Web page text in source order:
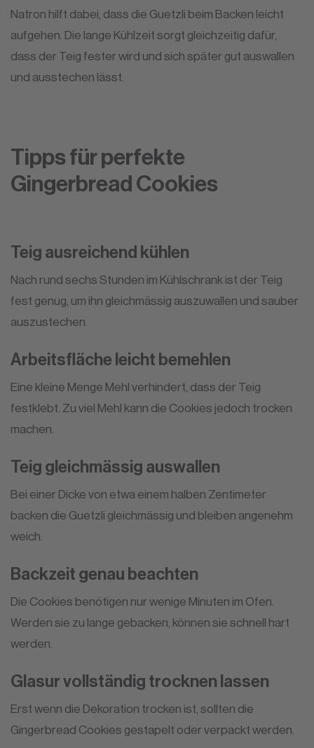
Natron hilft dabei, dass die Guetzli beim Backen leicht
aufgehen. Die lange Kühlzeit sorgt gleichzeitig dafür,
dass der Teig fester wird und sich später gut auswallen
und ausstechen lässt.
Tipps für perfekte
Gingerbread Cookies
Teig ausreichend kühlen
Nach rund sechs Stunden im Kühlschrank ist der Teig
fest genug, um ihn gleichmässig auszuwallen und sauber
auszustechen.
Arbeitsfläche leicht bemehlen
Eine kleine Menge Mehl verhindert, dass der Teig
festklebt. Zu viel Mehl kann die Cookies jedoch trocken
machen.
Teig gleichmässig auswallen
Bei einer Dicke von etwa einem halben Zentimeter
backen die Guetzli gleichmässig und bleiben angenehm
weich.
Backzeit genau beachten
Die Cookies benötigen nur wenige Minuten im Ofen.
Werden sie zu lange gebacken, können sie schnell hart
werden.
Glasur vollständig trocknen lassen
Erst wenn die Dekoration trocken ist, sollten die
Gingerbread Cookies gestapelt oder verpackt werden.